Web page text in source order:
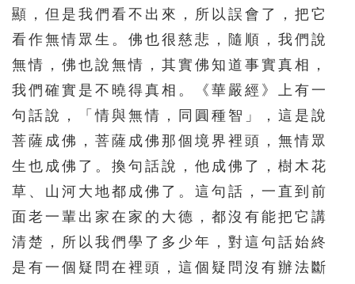
221 222 223 224 225
231 232 233 234 235
236 237 238 239 240
241 242 243 244 245
246 247 248 249 250
256 257 258 259 260
261 262 263 264 265
顯，但是我們看不出來，所以誤會了，把它
看作無情眾生。佛也很慈悲，隨順，我們說
無情，佛也說無情，其實佛知道事實真相，
我們確實是不曉得真相。《華嚴經》上有一
句話說，「情與無情，同圓種智」，這是說
菩薩成佛，菩薩成佛那個境界裡頭，無情眾
生也成佛了。換句話說，他成佛了，樹木花
草、山河大地都成佛了。這句話，一直到前
面老一輩出家在家的大德，都沒有能把它講
清楚，所以我們學了多少年，對這句話始終
是有一個疑問在裡頭，這個疑問沒有辦法斷